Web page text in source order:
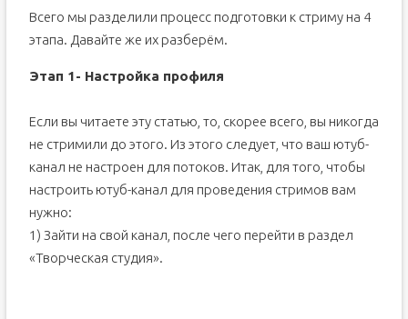
Всего мы разделили процесс подготовки к стриму на 4
этапа. Давайте же их разберём.
Этап 1- Настройка профиля
Если вы читаете эту статью, то, скорее всего, вы никогда
не стримили до этого. Из этого следует, что ваш ютуб-
канал не настроен для потоков. Итак, для того, чтобы
настроить ютуб-канал для проведения стримов вам
нужно:
1) Зайти на свой канал, после чего перейти в раздел
«Творческая студия».